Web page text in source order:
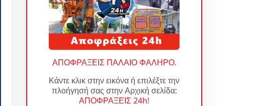
ΑΠΟΦΡΑΞΕΙΣ ΠΑΛΑΙΟ ΦΑΛΗΡΟ.
Κάντε κλικ στην εικόνα ή επιλέξτε την
πλοήγησή σας στην Αρχική σελίδα:
ΑΠΟΦΡΑΞΕΙΣ 24h!